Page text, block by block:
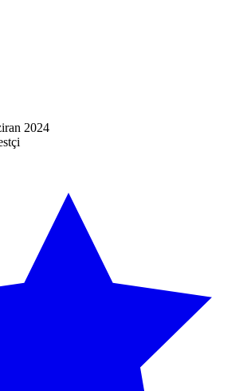
2024